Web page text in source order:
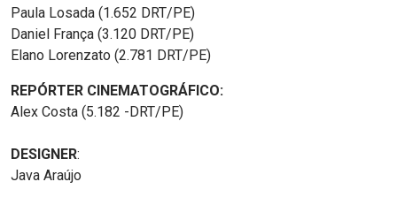
Paula Losada (1.652 DRT/PE)
Daniel França (3.120 DRT/PE)
Elano Lorenzato (2.781 DRT/PE)
REPÓRTER CINEMATOGRÁFICO:
Alex Costa (5.182 -DRT/PE)
DESIGNER:
Java Araújo